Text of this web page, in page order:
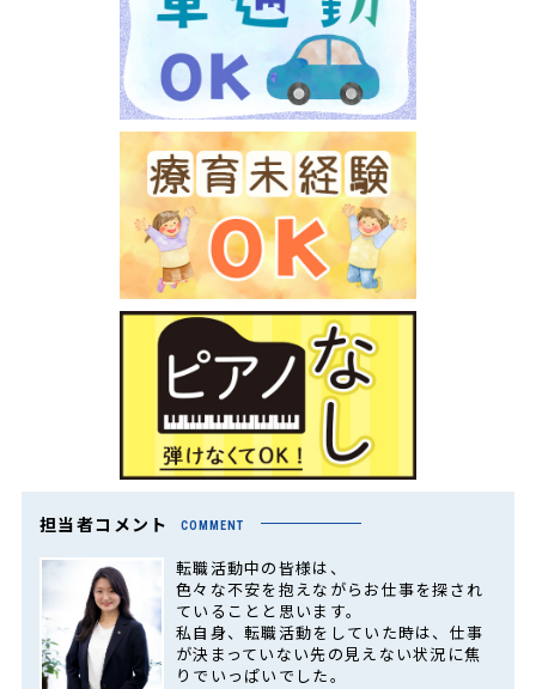
担当者コメント COMMENT
転職活動中の皆様は、
色々な不安を抱えながらお仕事を探され
ていることと思います。
私自身、転職活動をしていた時は、仕事
が決まっていない先の見えない状況に焦
りでいっぱいでした。